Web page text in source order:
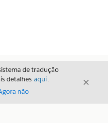
de tradução
detalhes aqui.
não
Fechar